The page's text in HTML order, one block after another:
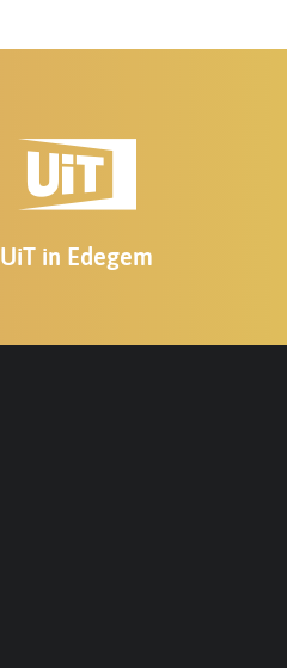
UiT in Edegem